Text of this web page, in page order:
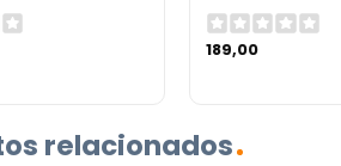
189,00
relacionados